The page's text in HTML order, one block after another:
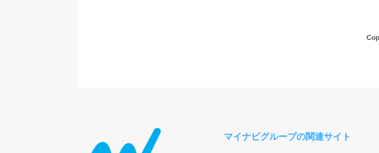
マイナビグループの関連サイト